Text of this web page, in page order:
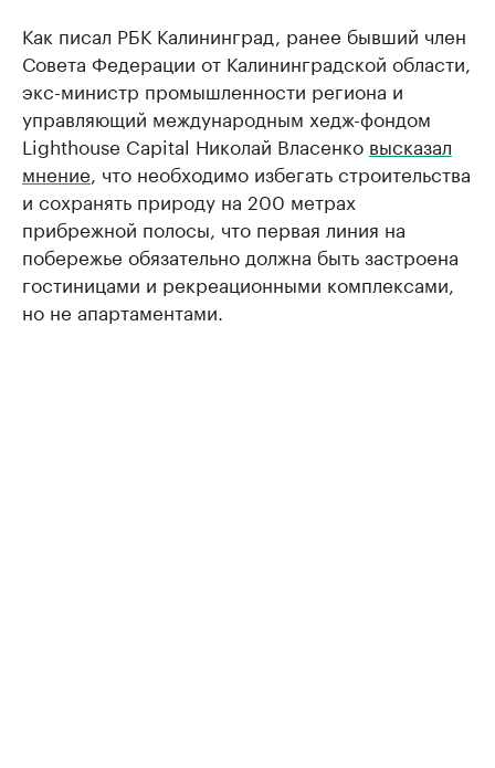
Как писал РБК Калининград, ранее бывший член
Совета Федерации от Калининградской области,
экс-министр промышленности региона и
управляющий международным хедж-фондом
Lighthouse Capital Николай Власенко высказал
мнение , что необходимо избегать строительства
и сохранять природу на 200 метрах
прибрежной полосы, что первая линия на
побережье обязательно должна быть застроена
гостиницами и рекреационными комплексами,
но не апартаментами.